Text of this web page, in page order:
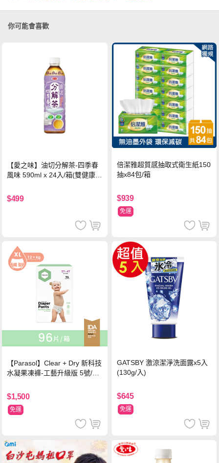
你可能會喜歡
【愛之味】油切分解茶-四季春
風味 590ml x 24入/箱(雙健康認
$499
倍潔雅超質感抽取式衛生紙150
抽x84包/箱
$939
免運
【Parasol】Clear + Dry 新科技
水凝果凍褲-工藝升級版 5號/XL
$1,500
免運
GATSBY 激涼潔淨洗面露x5入
(130g/入)
$645
免運